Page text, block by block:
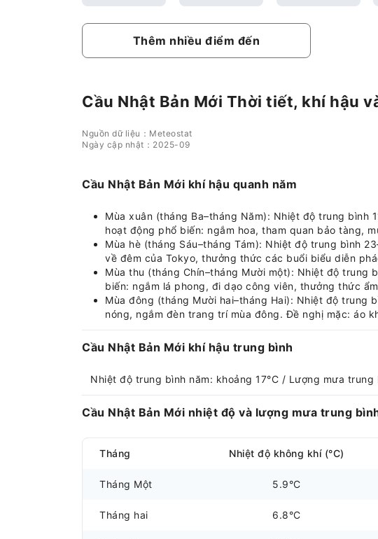
Thêm nhiều điểm đến
Cầu Nhật Bản Mới Thời tiết, khí hậu
Nguồn dữ liệu：Meteostat
Ngày cập nhật：2025-09
Cầu Nhật Bản Mới khí hậu quanh năm
Mùa xuân (tháng Ba–tháng Năm): Nhiệt độ trung bình
hoạt động phổ biến: ngắm hoa, tham quan bảo tàng,
Mùa hè (tháng Sáu–tháng Tám): Nhiệt độ trung bình
về đêm của Tokyo, thưởng thức các buổi biểu diễn
Mùa thu (tháng Chín–tháng Mười một): Nhiệt độ trung
biến: ngắm lá phong, đi dạo công viên, thưởng thức
Mùa đông (tháng Mười hai–tháng Hai): Nhiệt độ trung
nóng, ngắm đèn trang trí mùa đông. Đề nghị mặc: áo
Cầu Nhật Bản Mới khí hậu trung bình
Nhiệt độ trung bình năm: khoảng 17°C / Lượng mưa
Cầu Nhật Bản Mới nhiệt độ và lượng mưa trung
Tháng Nhiệt độ không khí (°C)
Tháng Một 5.9°C
Tháng hai 6.8°C